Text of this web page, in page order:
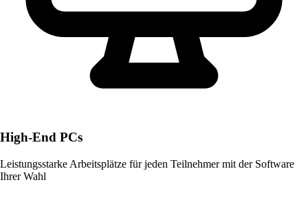
High-End PCs
Leistungsstarke Arbeitsplätze für jeden Teilnehmer mit der Software
Ihrer Wahl